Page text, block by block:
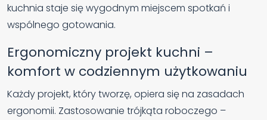
kuchnia staje się wygodnym miejscem spotkań i
wspólnego gotowania.
Ergonomiczny projekt kuchni –
komfort w codziennym użytkowaniu
Każdy projekt, który tworzę, opiera się na zasadach
ergonomii. Zastosowanie trójkąta roboczego –